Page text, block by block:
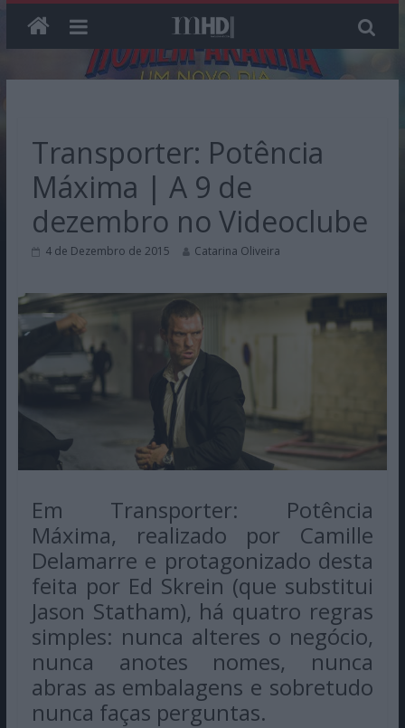
Transporter: Potência
Máxima | A 9 de
dezembro no Videoclube
4 de Dezembro de 2015 Catarina Oliveira
Em Transporter: Potência
Máxima, realizado por Camille
Delamarre e protagonizado desta
feita por Ed Skrein (que substitui
Jason Statham), há quatro regras
simples: nunca alteres o negócio,
nunca anotes nomes, nunca
abras as embalagens e sobretudo
nunca faças perguntas.